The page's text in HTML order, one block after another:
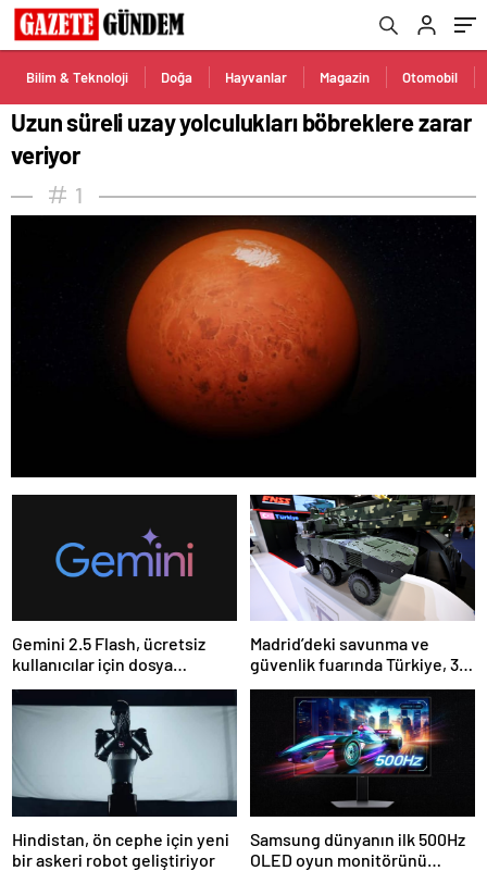
Bilim & Teknoloji Doğa Hayvanlar Magazin Otomobil
Uzun süreli uzay yolculukları böbreklere zarar
veriyor
1
Gemini 2.5 Flash, ücretsiz
kullanıcılar için dosya
yüklemeyi devre dışı
bırakıyor
Madrid’deki savunma ve
güvenlik fuarında Türkiye, 32
firmayla ilgi odağı
Hindistan, ön cephe için yeni
bir askeri robot geliştiriyor
Samsung dünyanın ilk 500Hz
OLED oyun monitörünü